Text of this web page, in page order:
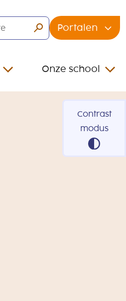
Contrast
modus
Portalen
Onze school